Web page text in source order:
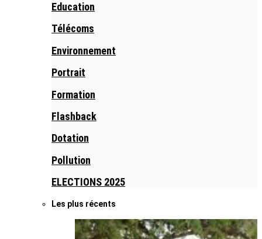
Education
Télécoms
Environnement
Portrait
Formation
Flashback
Dotation
Pollution
ELECTIONS 2025
Les plus récents